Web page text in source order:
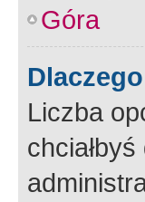
Góra
Liczba